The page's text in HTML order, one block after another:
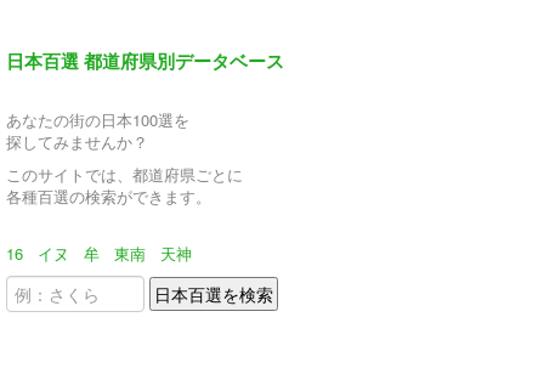
日本百選 都道府県別データベース
あなたの街の日本100選を
探してみませんか？
このサイトでは、都道府県ごとに
各種百選の検索ができます。
16 イヌ 牟 東南 天神